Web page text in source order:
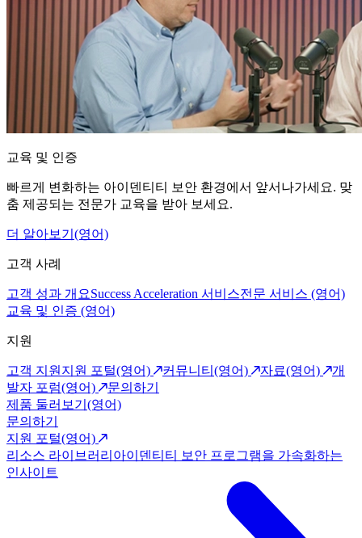
교육 및 인증
빠르게 변화하는 아이덴티티 보안 환경에서 앞서나가세요. 맞
춤 제공되는 전문가 교육을 받아 보세요.
더 알아보기(영어)
고객 사례
고객 성과 개요Success Acceleration 서비스전문 서비스 (영어)
교육 및 인증 (영어)
지원
고객 지원 지원 포털(영어) 커뮤니티(영어) 자료(영어)
개
발자 포럼(영어)
문의하기
제품 둘러보기(영어)
문의하기
지원 포털(영어)
리소스 라이브러리 아이덴티티 보안 프로그램을 가속화하는
인사이트